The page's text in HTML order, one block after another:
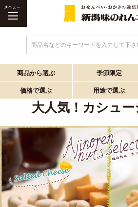
商品名などのキーワードを入力して下さ
商品から選ぶ 季節限定
価格で選ぶ 用途で選ぶ
大人気！カシュ